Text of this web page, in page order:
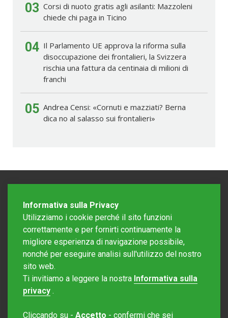
03 Corsi di nuoto gratis agli asilanti: Mazzoleni
chiede chi paga in Ticino
04 Il Parlamento UE approva la riforma sulla
disoccupazione dei frontalieri, la Svizzera
rischia una fattura da centinaia di milioni di
franchi
05 Andrea Censi: «Cornuti e mazziati? Berna
dica no al salasso sui frontalieri»
Editore Rotostampa SA
Informativa sulla Privacy
Utilizziamo i cookie perché il sito funzioni
correttamente e per fornirti continuamente la
migliore esperienza di navigazione possibile,
nonché per eseguire analisi sull'utilizzo del nostro
sito web.
Ti invitiamo a leggere la nostra Informativa sulla
privacy .
Cliccando su - Accetto - confermi che sei